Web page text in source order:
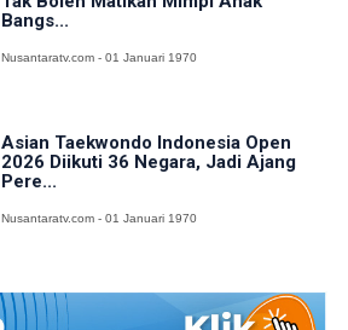
Bangs...
Nusantaratv.com - 01 Januari 1970
Asian Taekwondo Indonesia Open
2026 Diikuti 36 Negara, Jadi Ajang
Pere...
Nusantaratv.com - 01 Januari 1970